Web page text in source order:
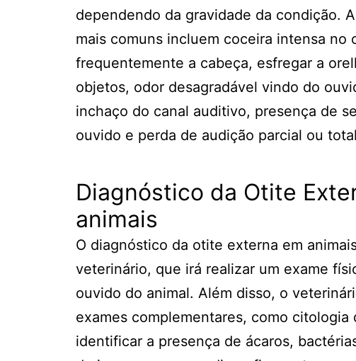
dependendo da gravidade da condição.
mais comuns incluem coceira intensa no
frequentemente a cabeça, esfregar a
objetos, odor desagradável vindo do
inchaço do canal auditivo, presença de
ouvido e perda de audição parcial ou
Diagnóstico da Otite
animais
O diagnóstico da otite externa em
veterinário, que irá realizar um exame
ouvido do animal. Além disso, o
exames complementares, como citologia
identificar a presença de ácaros,